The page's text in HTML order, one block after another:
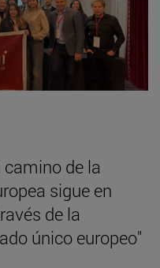
de la
sigue en
de la
único europeo"